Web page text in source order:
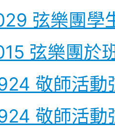
弦樂團學
弦樂團於
敬師活
敬師活動